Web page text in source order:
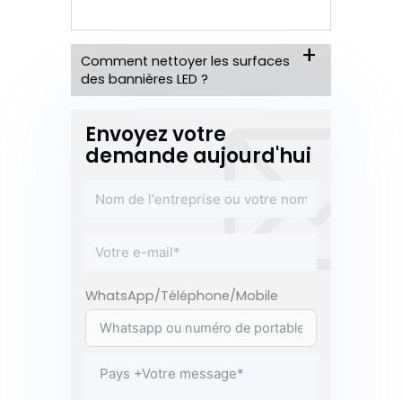
Comment nettoyer les surfaces
des bannières LED ?
Envoyez votre
demande aujourd'hui
WhatsApp/Téléphone/Mobile